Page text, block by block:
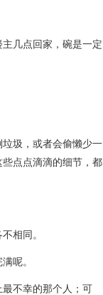
几点回家，碗是一定
圾，或者会偷懒少一
点点滴滴的细节，都
相同。
呢。
不幸的那个人；可